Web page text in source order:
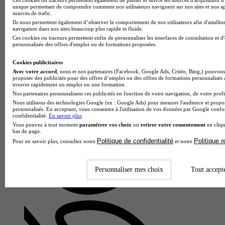
Haute École de Joaillerie
CAP - Art et techniques de la bijouterie-joaillerie option
bijouterie-joaillerie
Paris 2e 75002
Le CAP art et techniques de la bijouterie-joaillerie option
bijouterie-joaillerie proposé par la Haute École de Joaillerie
unique permettant de comprendre comment nos utilisateurs naviguent sur nos sites et nos
sources de trafic.
Ils nous permettent également d’observer le comportement de nos utilisateurs afin
navigation dans nos sites beaucoup plus rapide et fluide.
Ces cookies ou traceurs permettent enfin de personnaliser les interfaces de consultation et
personnalisée des offres d'emploi ou de formations proposées.
Cookies publicitaires
Avec votre accord , nous et nos partenaires (Facebook, Google Ads, Critéo, Bing,)
proposer des publicités pour des offres d’emploi ou des offres de formations
trouver rapidement un emploi ou une formation.
Nos partenaires personnalisent ces publicités en fonction de votre navigation, de votre
Nous utilisons des technologies Google (ex : Google Ads) pour mesurer l'audience et
personnalisés. En acceptant, vous consentez à l'utilisation de vos données par Google
confidentialité. En savoir plus
Vous pouvez à tout moment paramétrer vos choix ou retirer votre consentement en
bas de page.
Pour en savoir plus, consultez notre Politique de confidentialité et notre Politique
Personnaliser mes choix Tout